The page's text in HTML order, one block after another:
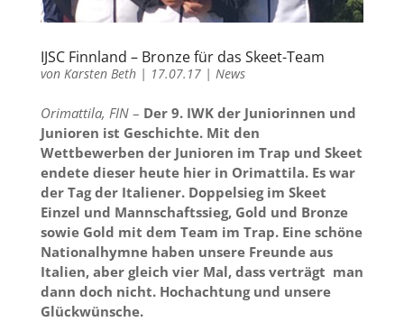
IJSC Finnland – Bronze für das Skeet-Team
von Karsten Beth| 17.07.17| News
Orimattila, FIN– Der 9. IWK der Juniorinnen und
Junioren ist Geschichte. Mit den
Wettbewerben der Junioren im Trap und Skeet
endete dieser heute hier in Orimattila. Es war
der Tag der Italiener. Doppelsieg im Skeet
Einzel und Mannschaftssieg, Gold und Bronze
sowie Gold mit dem Team im Trap. Eine schöne
Nationalhymne haben unsere Freunde aus
Italien, aber gleich vier Mal, dass verträgt man
dann doch nicht. Hochachtung und unsere
Glückwünsche.